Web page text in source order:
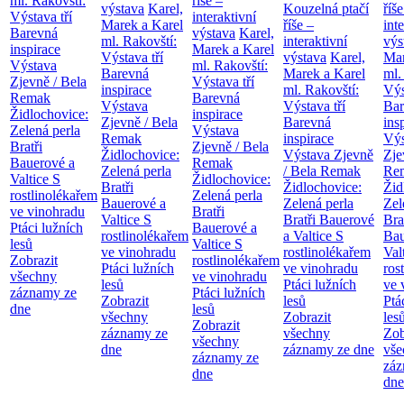
Výstava tří
Barevná
inspirace
Výstava
Zjevně / Bela
Remak
Židlochovice:
Zelená perla
Bratři
Bauerové a
Valtice S
rostlinolékařem
ve vinohradu
Ptáci lužních
lesů
Zobrazit
všechny
záznamy ze
dne
výstava Karel,
Marek a Karel
ml. Rakovští:
Výstava tří
Barevná
inspirace
Výstava
Zjevně / Bela
Remak
Židlochovice:
Zelená perla
Bratři
Bauerové a
Valtice S
rostlinolékařem
ve vinohradu
Ptáci lužních
lesů
Zobrazit
všechny
záznamy ze
dne
interaktivní
výstava Karel,
Marek a Karel
ml. Rakovští:
Výstava tří
Barevná
inspirace
Výstava
Zjevně / Bela
Remak
Židlochovice:
Zelená perla
Bratři
Bauerové a
Valtice S
rostlinolékařem
ve vinohradu
Ptáci lužních
lesů
Zobrazit
všechny
záznamy ze
dne
Kouzelná ptačí
říše –
interaktivní
výstava Karel,
Marek a Karel
ml. Rakovští:
Výstava tří
Barevná
inspirace
Výstava Zjevně
/ Bela Remak
Židlochovice:
Zelená perla
Bratři Bauerové
a Valtice S
rostlinolékařem
ve vinohradu
Ptáci lužních
lesů
Zobrazit
všechny
záznamy ze dne
ml.
ve
dne